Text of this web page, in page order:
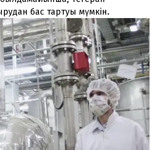
бас тартуы мүмкін.